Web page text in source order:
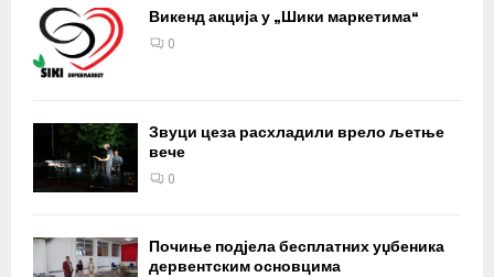
Викенд акција у „Шики маркетима“
0
Звуци цеза расхладили врело љетње
вече
0
Почиње подјела бесплатних уџбеника
дервентским основцима